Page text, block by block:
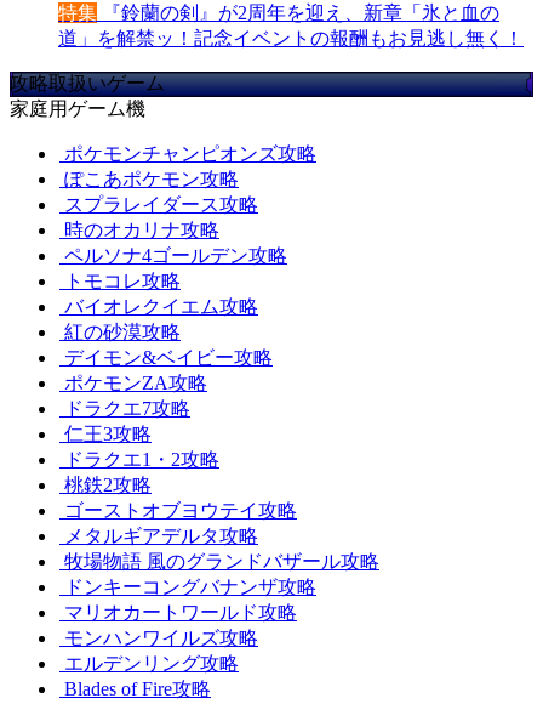
特集 『鈴蘭の剣』が2周年を迎え、新章「氷と血の
道」を解禁ッ！記念イベントの報酬もお見逃し無く！
攻略取扱いゲーム
家庭用ゲーム機
ポケモンチャンピオンズ攻略
ぽこあポケモン攻略
スプラレイダース攻略
時のオカリナ攻略
ペルソナ4ゴールデン攻略
トモコレ攻略
バイオレクイエム攻略
紅の砂漠攻略
デイモン&ベイビー攻略
ポケモンZA攻略
ドラクエ7攻略
仁王3攻略
ドラクエ1・2攻略
桃鉄2攻略
ゴーストオブヨウテイ攻略
メタルギアデルタ攻略
牧場物語 風のグランドバザール攻略
ドンキーコングバナンザ攻略
マリオカートワールド攻略
モンハンワイルズ攻略
エルデンリング攻略
Blades of Fire攻略